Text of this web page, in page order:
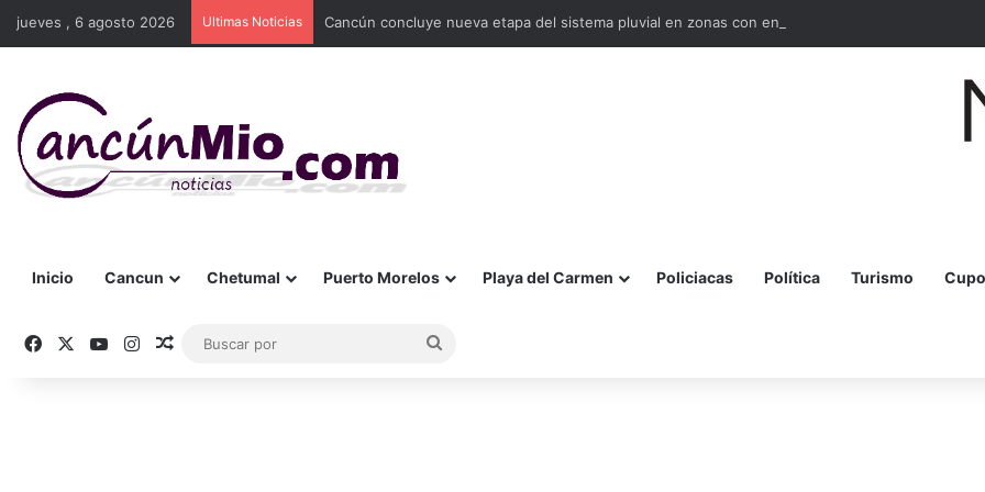
jueves , 6 agosto 2026 Ultimas Noticias Cancún concluye nueva etapa del sistema pluvial en zonas con encharcamientos
Inicio Cancun Chetumal Puerto Morelos Playa del Carmen Policiacas Política Turismo
FacebookYouTubeInstagram
Publicación al azar